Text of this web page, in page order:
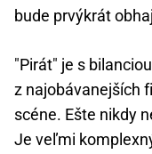
bude prvýkrát
"Pirát" je s bilanciou
z najobávanejších
scéne. Ešte nikdy
Je veľmi